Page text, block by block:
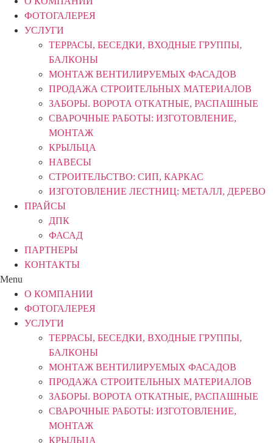
ФОТОГАЛЕРЕЯ
УСЛУГИ
ТЕРРАСЫ, БЕСЕДКИ, ВХОДНЫЕ ГРУППЫ,
БАЛКОНЫ
МОНТАЖ ВЕНТИЛИРУЕМЫХ ФАСАДОВ
ПРОДАЖА СТРОИТЕЛЬНЫХ МАТЕРИАЛОВ
ЗАБОРЫ. ВОРОТА ОТКАТНЫЕ, РАСПАШНЫЕ
СВАРОЧНЫЕ РАБОТЫ: ИЗГОТОВЛЕНИЕ,
МОНТАЖ
КРЫЛЬЦА
НАВЕСЫ
СТРОИТЕЛЬСТВО: СИП, КАРКАС
ИЗГОТОВЛЕНИЕ ЛЕСТНИЦ: МЕТАЛЛ, ДЕРЕВО
ПРАЙСЫ
ДПК
ФАСАД
ПАРТНЕРЫ
КОНТАКТЫ
Menu
О КОМПАНИИ
ФОТОГАЛЕРЕЯ
УСЛУГИ
ТЕРРАСЫ, БЕСЕДКИ, ВХОДНЫЕ ГРУППЫ,
БАЛКОНЫ
МОНТАЖ ВЕНТИЛИРУЕМЫХ ФАСАДОВ
ПРОДАЖА СТРОИТЕЛЬНЫХ МАТЕРИАЛОВ
ЗАБОРЫ. ВОРОТА ОТКАТНЫЕ, РАСПАШНЫЕ
СВАРОЧНЫЕ РАБОТЫ: ИЗГОТОВЛЕНИЕ,
МОНТАЖ
КРЫЛЬЦА